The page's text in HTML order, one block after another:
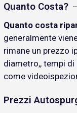
Quanto Costa?
Quanto costa
generalmente
rimane un prezzo
diametro,, tempi
come
Prezzi